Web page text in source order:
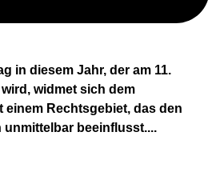
in diesem Jahr, der am 11.
widmet sich dem
Rechtsgebiet, das den
beeinflusst....